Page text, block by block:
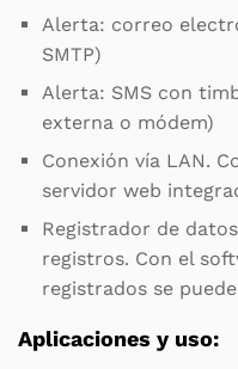
Alerta: correo
SMTP)
Alerta: SMS con
externa o módem)
Conexión vía LAN.
servidor web
Registrador de
registros. Con el
registrados se
Aplicaciones y uso: